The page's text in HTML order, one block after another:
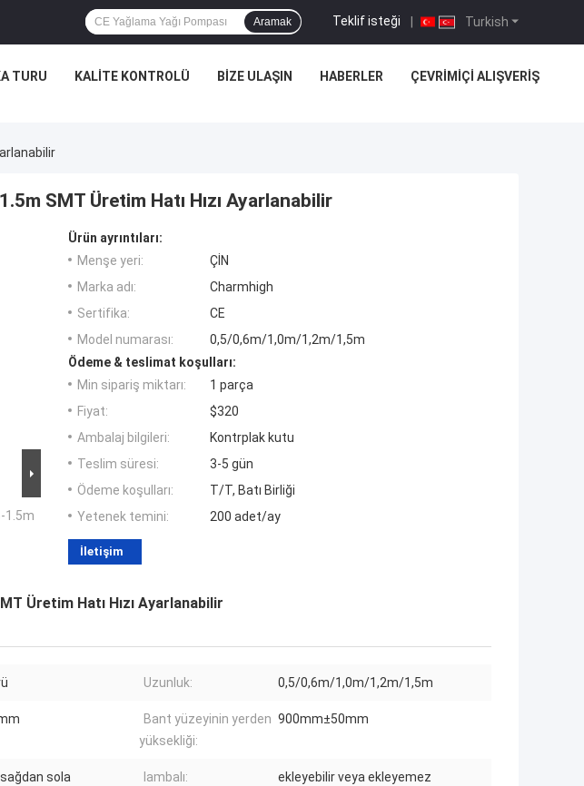
Turkish
Teklif isteği |
Aramak
TURU KALITE KONTROLÜ BIZE ULAŞIN HABERLER ÇEVRIMIÇI ALIŞVERIŞ
SMT Üretim Hatı Hızı Ayarlanabilir
1.5m
Ürün ayrıntıları:
Menşe yeri:
ÇİN
Marka adı:
Charmhigh
Sertifika:
CE
Model numarası:
0,5/0,6m/1,0m/1,2m/1,5m
Ödeme & teslimat koşulları:
Min sipariş miktarı:
1 parça
Fiyat:
$320
Ambalaj bilgileri:
Kontrplak kutu
Teslim süresi:
3-5 gün
Ödeme koşulları:
T/T, Batı Birliği
Yetenek temini:
200 adet/ay
İletişim
Üretim Hatı Hızı Ayarlanabilir
Uzunluk: 0,5/0,6m/1,0m/1,2m/1,5m
Bant yüzeyinin yerden
yüksekliği:
900mm±50mm
sola lambalı: ekleyebilir veya ekleyemez